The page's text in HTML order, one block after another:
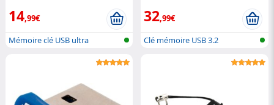
14,99€
Mémoire clé USB ultra
32,99€
Clé mémoire USB 3.2